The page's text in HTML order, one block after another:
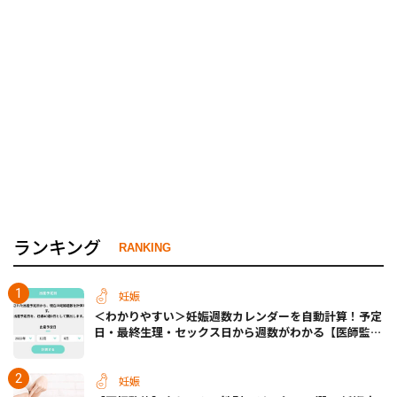
ランキング RANKING
妊娠
＜わかりやすい＞妊娠週数カレンダーを自動計算！予定
日・最終生理・セックス日から週数がわかる【医師監
妊娠